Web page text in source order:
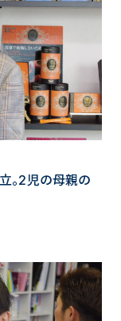
。2児の母親の